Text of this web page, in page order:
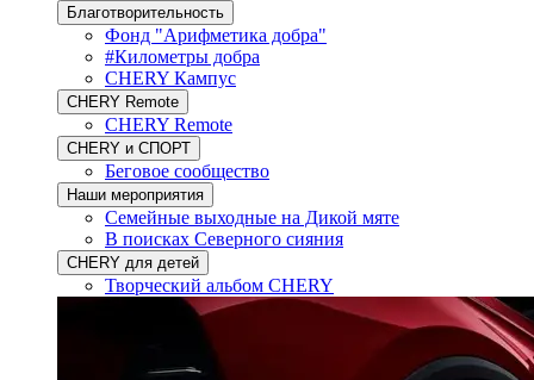
Благотворительность
Фонд "Арифметика добра"
#Километры добра
CHERY Кампус
CHERY Remote
CHERY Remote
CHERY и СПОРТ
Беговое сообщество
Наши мероприятия
Семейные выходные на Дикой мяте
В поисках Северного сияния
CHERY для детей
Творческий альбом CHERY